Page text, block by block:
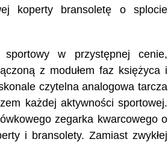
koperty bransoletę o splocie
w przystępnej cenie,
z modułem faz księżyca i
czytelna analogowa tarcza
każdej aktywności sportowej.
zegarka kwarcowego o
i bransolety. Zamiast zwykłej